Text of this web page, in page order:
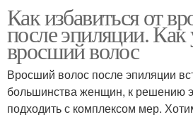
Как избавиться от
после эпиляции. Как
вросший волос
Вросший волос после эпиляции
большинства женщин, к решению
подходить с комплексом мер.